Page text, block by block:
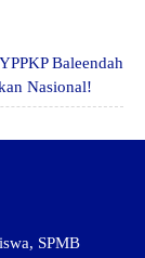
YPPKP Baleendah
Nasional!
SPMB